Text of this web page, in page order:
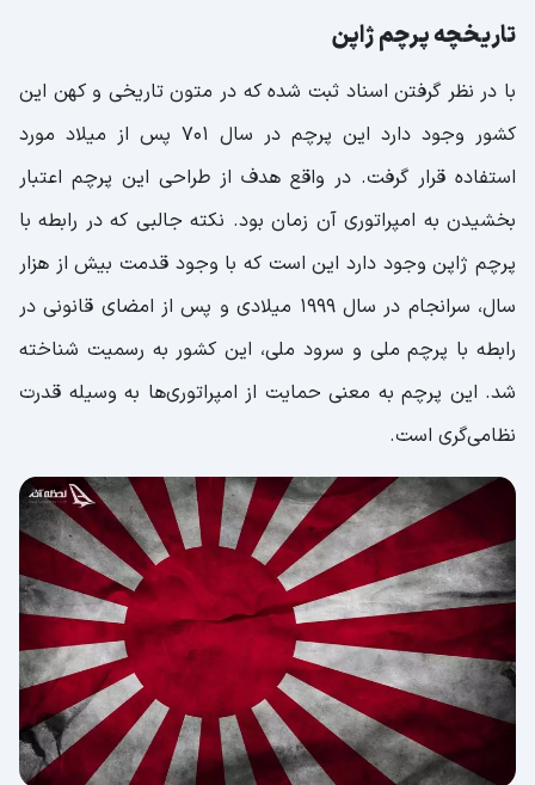
تاریخچه پرچم ژاپن
با در نظر گرفتن اسناد ثبت شده که در متون تاریخی و کهن این
کشور وجود دارد این پرچم در سال ۷۰۱ پس از میلاد مورد
استفاده قرار گرفت. در واقع هدف از طراحی این پرچم اعتبار
بخشیدن به امپراتوری آن زمان بود. نکته جالبی که در رابطه با
پرچم ژاپن وجود دارد این است که با وجود قدمت بیش از هزار
سال، سرانجام در سال ۱۹۹۹ میلادی و پس از امضای قانونی در
رابطه با پرچم ملی و سرود ملی، این کشور به رسمیت شناخته
شد. این پرچم به معنی حمایت از امپراتوری‌ها به وسیله قدرت
نظامی‌گری است.